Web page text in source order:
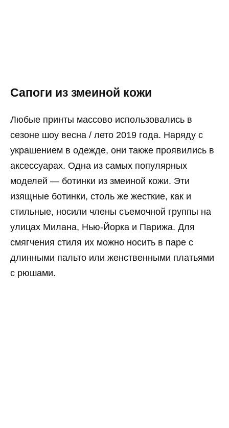
Сапоги из змеиной кожи
Любые принты массово использовались в
сезоне шоу весна / лето 2019 года. Наряду с
украшением в одежде, они также проявились в
аксессуарах. Одна из самых популярных
моделей — ботинки из змеиной кожи. Эти
изящные ботинки, столь же жесткие, как и
стильные, носили члены съемочной группы на
улицах Милана, Нью-Йорка и Парижа. Для
смягчения стиля их можно носить в паре с
длинными пальто или женственными платьями
с рюшами.